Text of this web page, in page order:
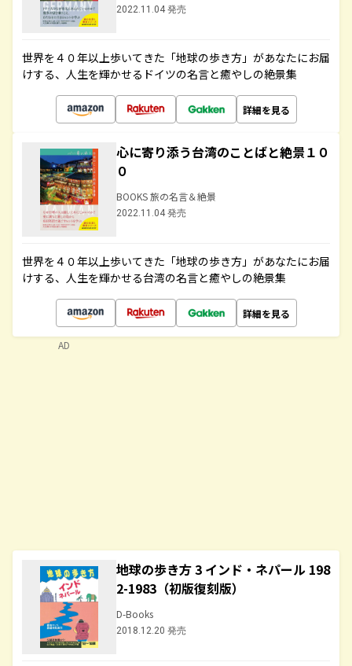
2022.11.04 発売
世界を４０年以上歩いてきた「地球の歩き方」があなたにお届
けする、人生を輝かせるドイツの名言と癒やしの絶景集
詳細を見る
心に寄り添う台湾のことばと絶景１０
０
BOOKS 旅の名言＆絶景
2022.11.04 発売
世界を４０年以上歩いてきた「地球の歩き方」があなたにお届
けする、人生を輝かせる台湾の名言と癒やしの絶景集
詳細を見る
地球の歩き方 3 インド・ネパール 198
2-1983（初版復刻版）
D-Books
2018.12.20 発売
AD